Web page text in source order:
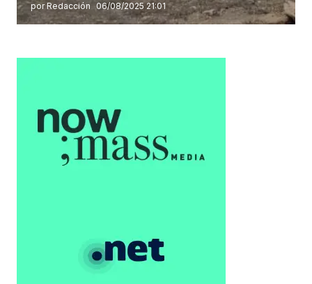
por Redacción 06/08/2025 21:01